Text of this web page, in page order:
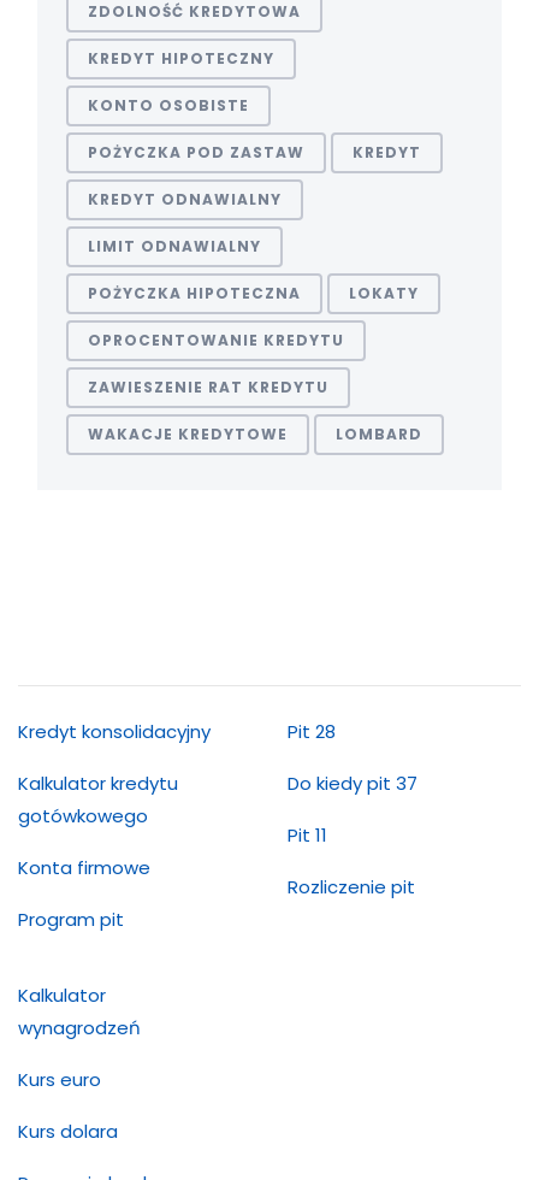
ZDOLNOŚĆ KREDYTOWA
KREDYT HIPOTECZNY
KONTO OSOBISTE
POŻYCZKA POD ZASTAW KREDYT
KREDYT ODNAWIALNY
LIMIT ODNAWIALNY
POŻYCZKA HIPOTECZNA LOKATY
OPROCENTOWANIE KREDYTU
ZAWIESZENIE RAT KREDYTU
WAKACJE KREDYTOWE LOMBARD
Kredyt konsolidacyjny
Kalkulator kredytu
gotówkowego
Konta firmowe
Program pit
Pit 28
Do kiedy pit 37
Pit 11
Rozliczenie pit
Kalkulator
wynagrodzeń
Kurs euro
Kurs dolara